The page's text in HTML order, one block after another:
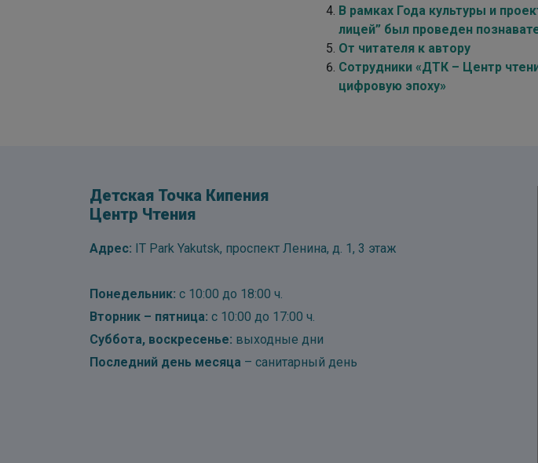
В рамках Года культуры и
лицей” был проведен
От читателя к автору
Сотрудники «ДТК – Центр
цифровую эпоху»
Детская Точка Кипения
Центр Чтения
Адрес: IT Park Yakutsk, проспект Ленина, д. 1, 3 этаж
Понедельник: с 10:00 до 18:00 ч.
Вторник – пятница: с 10:00 до 17:00 ч.
Суббота, воскресенье: выходные дни
Последний день месяца – санитарный день